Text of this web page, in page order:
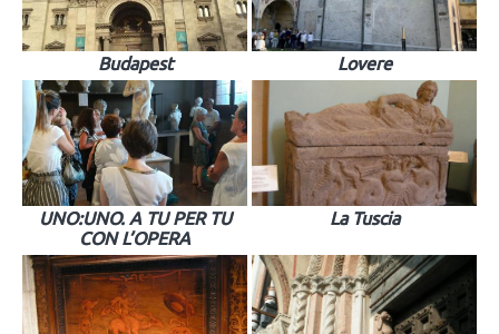
Budapest Lovere
UNO:UNO. A TU PER TU
CON L’OPERA
La Tuscia